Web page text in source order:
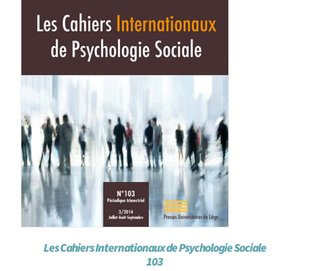
Les Cahiers Internationaux de Psychologie Sociale
103